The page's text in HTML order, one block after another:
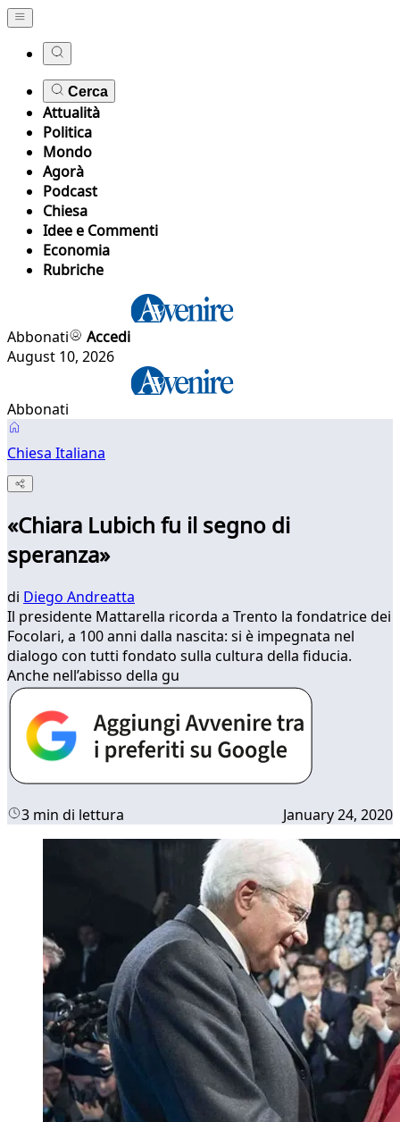
Cerca
Attualità
Politica
Mondo
Agorà
Podcast
Chiesa
Idee e Commenti
Economia
Rubriche
Abbonati
Accedi
August 10, 2026
Abbonati
Chiesa Italiana
«Chiara Lubich fu il segno di
speranza»
di Diego Andreatta
Il presidente Mattarella ricorda a Trento la fondatrice dei
Focolari, a 100 anni dalla nascita: si è impegnata nel
dialogo con tutti fondato sulla cultura della fiducia.
Anche nell’abisso della gu
3 min di lettura January 24, 2020